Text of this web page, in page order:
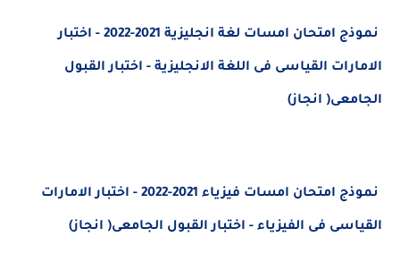
نموذج امتحان امسات لغة انجليزية 2021-2022 - اختبار
الامارات القياسى فى اللغة الانجليزية - اختبار القبول
الجامعى( انجاز)
نموذج امتحان امسات فيزياء 2021-2022 - اختبار الامارات
القياسى فى الفيزياء - اختبار القبول الجامعى( انجاز)